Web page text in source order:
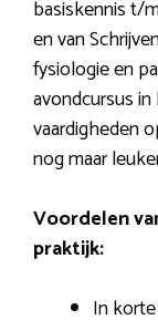
basiskennis t/
en van
fysiologie en
avondcursus
vaardigheden
nog maar
Voordelen
praktijk:
In